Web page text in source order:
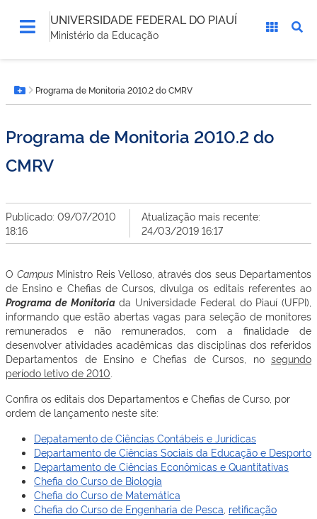
UNIVERSIDADE FEDERAL DO PIAUÍ
Ministério da Educação
está
aqui:Botão Menu
Programa de Monitoria 2010.2 do CMRV
Programa de Monitoria 2010.2 do
CMRV
Publicado: 09/07/2010
18:16
Atualização mais recente:
24/03/2019 16:17
O Campus Ministro Reis Velloso, através dos seus Departamentos
de Ensino e Chefias de Cursos, divulga os editais referentes ao
Programa de Monitoriada Universidade Federal do Piauí (UFPI),
informando que estão abertas vagas para seleção de monitores
remunerados e não remunerados, com a finalidade de
desenvolver atividades acadêmicas das disciplinas dos referidos
Departamentos de Ensino e Chefias de Cursos, no segundo
período letivo de 2010
Confira os editais dos Departamentos e Chefias de Curso, por
ordem de lançamento neste site:
Depatamento de Ciências Contábeis e Jurídicas
Departamento de Ciências Sociais da Educação e Desporto
Departamento de Ciências Econômicas e Quantitativas
Chefia do Curso de Biologia
Chefia do Curso de Matemática
Chefia do Curso de Engenharia de Pesca retificação